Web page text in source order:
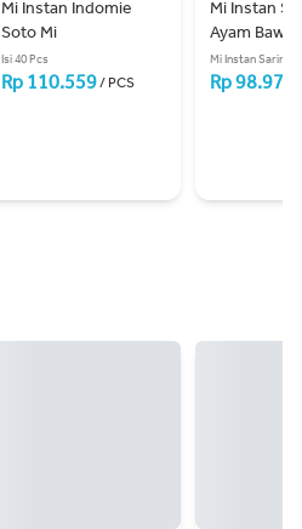
Mi Instan Indomie
Soto Mi
Isi 40 Pcs
Rp 110.559/ PCS
Mi Instan
Ayam
Mi Instan Sarim...
Rp 98.978